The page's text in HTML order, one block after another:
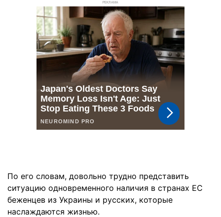
РЕКЛАМА
По его словам, довольно трудно представить
ситуацию одновременного наличия в странах ЕС
беженцев из Украины и русских, которые
наслаждаются жизнью.